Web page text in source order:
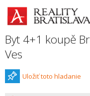
Byt 4+1 koupě
Ves
Uložiť toto hladanie